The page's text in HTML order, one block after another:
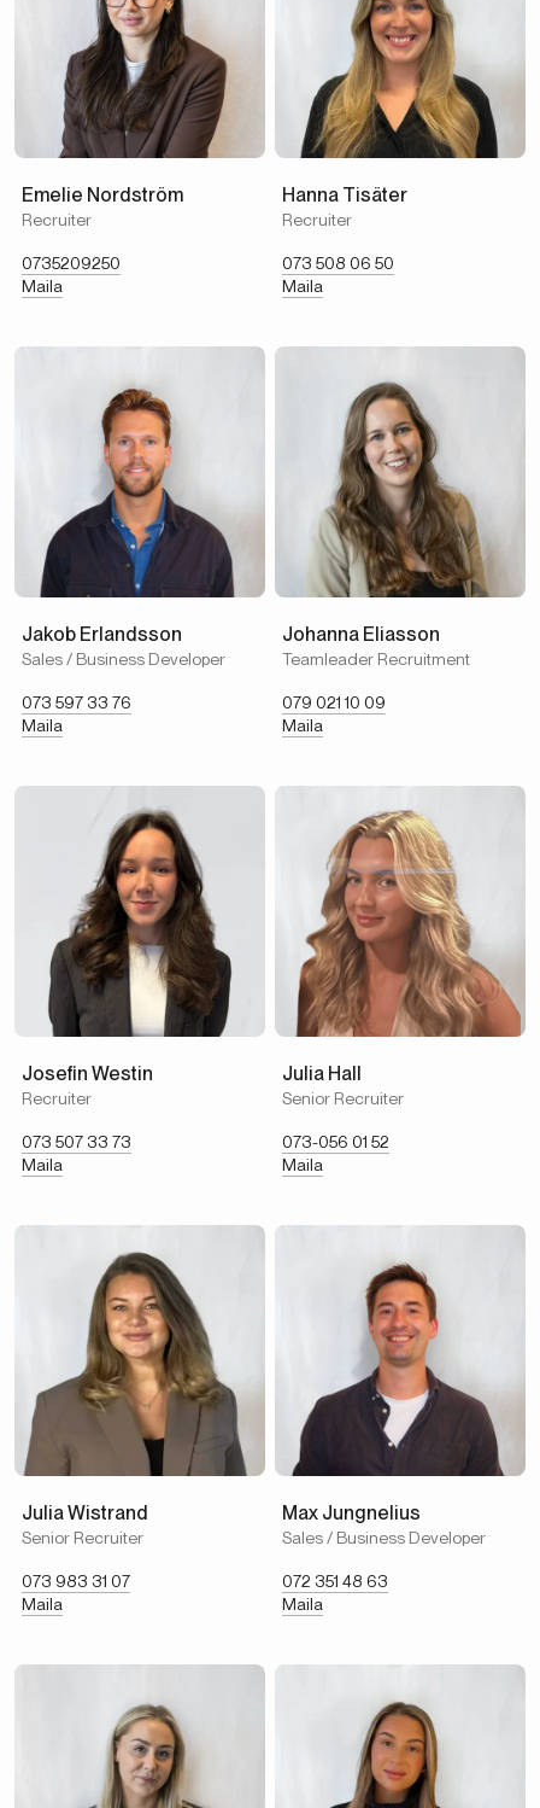
Emelie Nordström
Recruiter
0735209250
Maila
Hanna Tisäter
Recruiter
073 508 06 50
Maila
Jakob Erlandsson
Sales / Business Developer
073 597 33 76
Maila
Johanna Eliasson
Teamleader Recruitment
079 021 10 09
Maila
Josefin Westin
Recruiter
073 507 33 73
Maila
Julia Hall
Senior Recruiter
073-056 01 52
Maila
Julia Wistrand
Senior Recruiter
073 983 31 07
Maila
Max Jungnelius
Sales / Business Developer
072 351 48 63
Maila